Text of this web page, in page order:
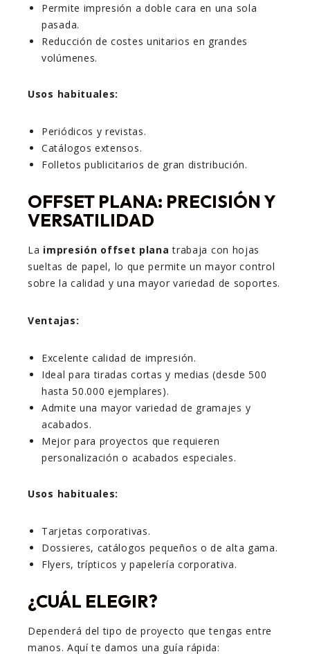
Permite impresión a doble cara en una sola
pasada.
Reducción de costes unitarios en grandes
volúmenes.
Usos habituales:
Periódicos y revistas.
Catálogos extensos.
Folletos publicitarios de gran distribución.
OFFSET PLANA: PRECISIÓN Y
VERSATILIDAD
La impresión offset plana trabaja con hojas
sueltas de papel, lo que permite un mayor control
sobre la calidad y una mayor variedad de soportes.
Ventajas:
Excelente calidad de impresión.
Ideal para tiradas cortas y medias (desde 500
hasta 50.000 ejemplares).
Admite una mayor variedad de gramajes y
acabados.
Mejor para proyectos que requieren
personalización o acabados especiales.
Usos habituales:
Tarjetas corporativas.
Dossieres, catálogos pequeños o de alta gama.
Flyers, trípticos y papelería corporativa.
¿CUÁL ELEGIR?
Dependerá del tipo de proyecto que tengas entre
manos. Aquí te damos una guía rápida: